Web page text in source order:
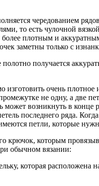
чередованием
то есть чулочной
более плотным и
заметны только с
полотно получается
изготовить очень плотное
не одну, а две
может возникнуть в конце
последнего ряда.
петли, которые
крючок, которым
обычном вязании:
которая расположена